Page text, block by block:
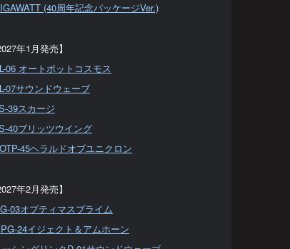
(40周年記念パッケージVer.)
年1月発売】
06 オートボットコスモス
07サウンドウェーブ
39スカージ
40ブリッツウイング
45ヘラルドオブユニクロン
年2月発売】
03オプティマスプライム
24イジェクト＆アムホーン